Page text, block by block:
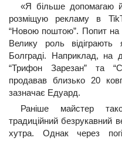
«Я більше допомагаю
розміщую рекламу в
“Новою поштою”. Попит на
Велику роль
Болграді. Наприклад, на
“Трифон Зарезан” та
продавав близько 20
зазначає Едуард.
Раніше майстер
традиційний безрукавний
хутра. Однак через